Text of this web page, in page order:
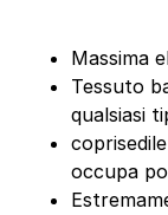
Massima
Tessuto
qualsiasi
occupa